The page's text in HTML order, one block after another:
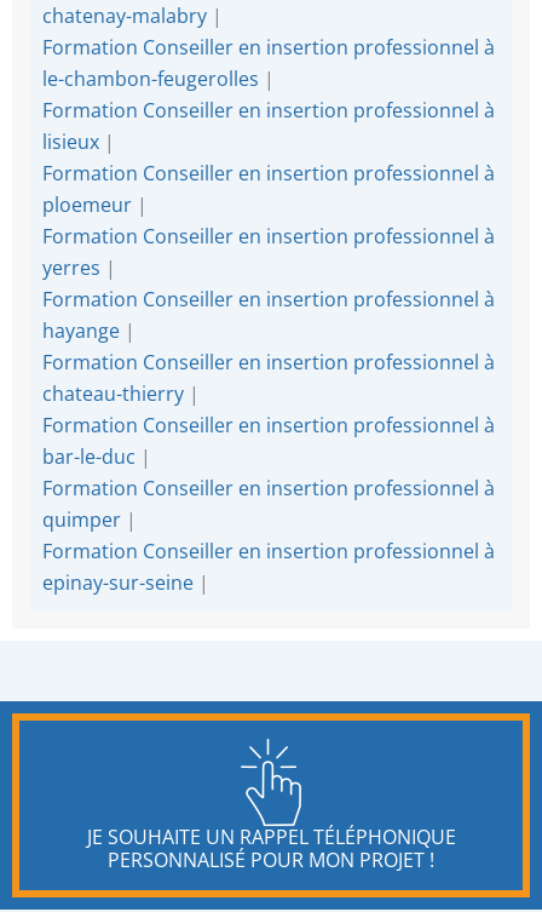
chatenay-malabry |
Formation Conseiller en insertion professionnel à
le-chambon-feugerolles |
Formation Conseiller en insertion professionnel à
lisieux |
Formation Conseiller en insertion professionnel à
ploemeur |
Formation Conseiller en insertion professionnel à
yerres |
Formation Conseiller en insertion professionnel à
hayange |
Formation Conseiller en insertion professionnel à
chateau-thierry |
Formation Conseiller en insertion professionnel à
bar-le-duc |
Formation Conseiller en insertion professionnel à
quimper |
Formation Conseiller en insertion professionnel à
epinay-sur-seine |
JE SOUHAITE UN RAPPEL TÉLÉPHONIQUE
PERSONNALISÉ POUR MON PROJET !